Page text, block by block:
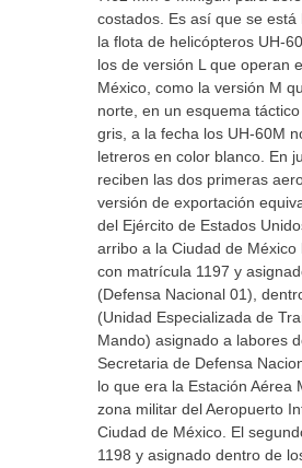
costados. Es así que se está
la flota de helicópteros UH-
los de versión L que operan
México, como la versión M
norte, en un esquema táctico
gris, a la fecha los UH-60M
letreros en color blanco. En
reciben las dos primeras
versión de exportación
del Ejército de Estados
arribo a la Ciudad de México
con matrícula 1197 y
(Defensa Nacional 01),
(Unidad Especializada de
Mando) asignado a labores
Secretaria de Defensa
lo que era la Estación Aérea
zona militar del Aeropuerto
Ciudad de México. El
1198 y asignado dentro de